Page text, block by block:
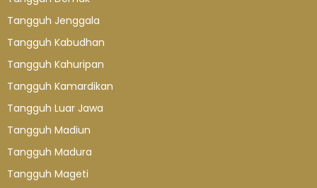
Tangguh Jenggala
Tangguh Kabudhan
Tangguh Kahuripan
Tangguh Kamardikan
Tangguh Luar Jawa
Tangguh Madiun
Tangguh Madura
Tangguh Mageti